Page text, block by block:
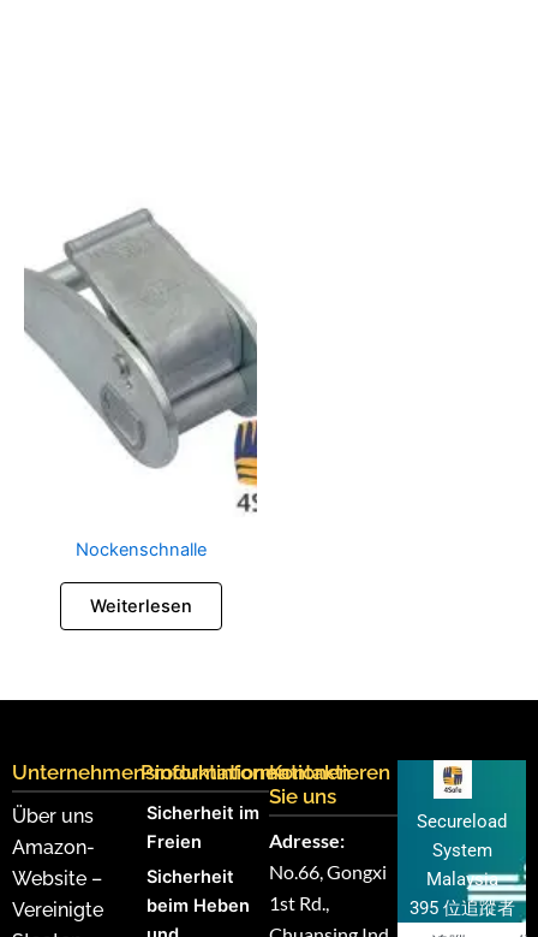
Nockenschnalle
Weiterlesen
Unternehmensinformationen
Über uns
Amazon-
Website –
Vereinigte
Produktinformationen
Sicherheit im
Freien
Sicherheit
beim Heben
Kontaktieren
Sie uns
Adresse:
No.66, Gongxi
1st Rd.,
Secureload
System
Malaysia
395 位追蹤者